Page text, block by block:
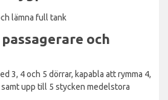
lämna full tank
och
3, 4 och 5 dörrar, kapabla att rymma 4,
samt upp till 5 stycken medelstora